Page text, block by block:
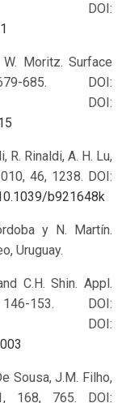
DOI:
Moritz. Surface
685. DOI:
DOI:
R. Rinaldi, A. H. Lu,
46, 1238. DOI:
b921648k
y N. Martín.
Uruguay.
C.H. Shin. Appl.
153. DOI:
DOI:
Sousa, J.M. Filho,
168, 765. DOI: